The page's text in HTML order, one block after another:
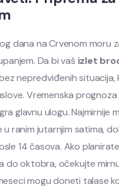
dana na Crvenom moru
Da bi vaš izlet
nepredviđenih situacija,
Vremenska prognoza
glavnu ulogu. Najmirnije
ranim jutarnjim satima,
14 časova. Ako
do oktobra, očekujte
mogu doneti talase